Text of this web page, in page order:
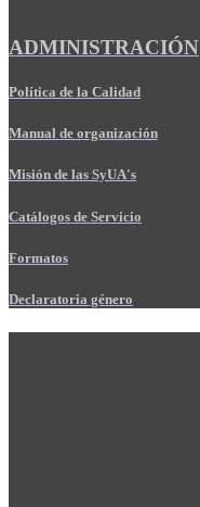
ADMINISTRACIÓN
Política de la Calidad
Manual de organización
Misión de las SyUA's
Catálogos de Servicio
Formatos
Declaratoria género